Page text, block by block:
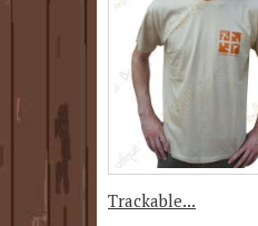
Trackable...